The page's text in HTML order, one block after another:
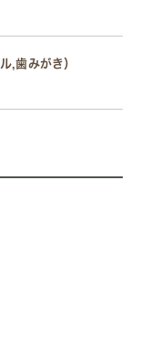
,歯みがき）